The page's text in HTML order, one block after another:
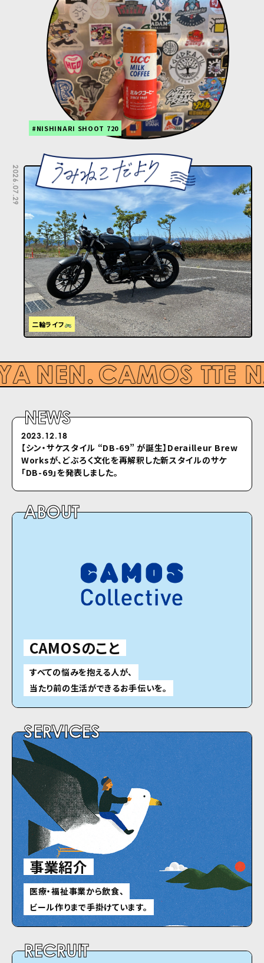
#NISHINARI SHOOT 720
2026.07.29
二輪ライフ
NEWS
2023.12.18
【シン・サケスタイル “DB-69” が誕⽣】Derailleur Brew
Worksが、どぶろく⽂化を再解釈した新スタイルのサケ
「DB-69」を発表しました。
2022.04.26
シクロのホームページをリニューアルしました
ABOUT
CAMOSのこと
すべての悩みを抱える人が、
当たり前の生活ができるお手伝いを。
SERVICES
事業紹介
医療・福祉事業から飲食、
ビール作りまで手掛けています。
RECRUIT